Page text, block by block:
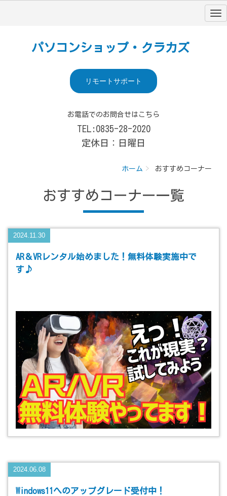
パソコンショップ・クラカズ
リモートサポート
お電話でのお問合せはこちら
TEL:0835-28-2020
定休日：日曜日
ホーム おすすめコーナー
おすすめコーナー一覧
2024.11.30
AR＆VRレンタル始めました！無料体験実施中で
す♪
2024.06.08
Windows11へのアップグレード受付中！